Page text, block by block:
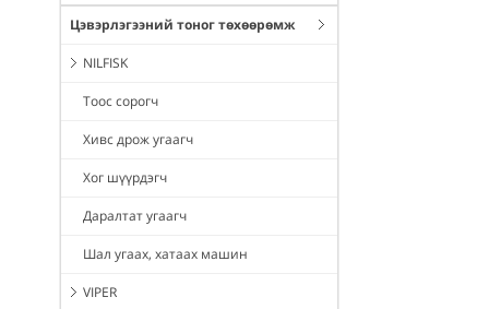
Цэвэрлэгээний тоног төхөөрөмж
NILFISK
Тоос сорогч
Хивс дрож угаагч
Хог шүүрдэгч
Даралтат угаагч
Шал угаах, хатаах машин
VIPER